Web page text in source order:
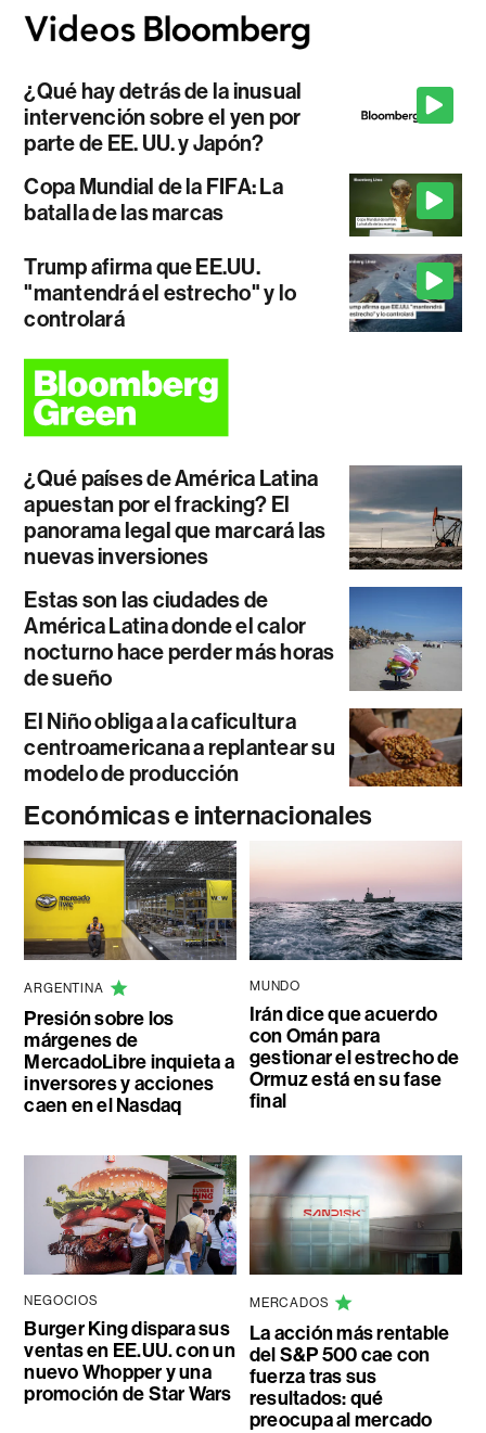
¿Qué hay detrás de la inusual
intervención sobre el yen por
parte de EE. UU. y Japón?
Copa Mundial de la FIFA: La
batalla de las marcas
Trump afirma que EE.UU.
"mantendrá el estrecho" y lo
controlará
¿Qué países de América Latina
apuestan por el fracking? El
panorama legal que marcará las
nuevas inversiones
Estas son las ciudades de
América Latina donde el calor
nocturno hace perder más horas
de sueño
El Niño obliga a la caficultura
centroamericana a replantear su
modelo de producción
Económicas e internacionales
ARGENTINA
Presión sobre los
márgenes de
MercadoLibre inquieta a
inversores y acciones
caen en el Nasdaq
MUNDO
Irán dice que acuerdo
con Omán para
gestionar el estrecho de
Ormuz está en su fase
final
NEGOCIOS
Burger King dispara sus
ventas en EE.UU. con un
nuevo Whopper y una
promoción de Star Wars
MERCADOS
La acción más rentable
del S&P 500 cae con
fuerza tras sus
resultados: qué
preocupa al mercado